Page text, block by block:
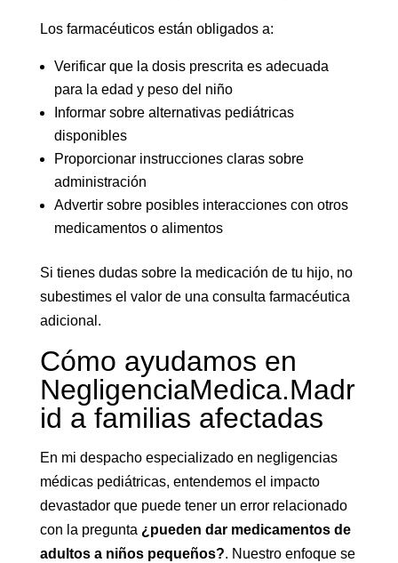
Los farmacéuticos están obligados a:
Verificar que la dosis prescrita es adecuada
para la edad y peso del niño
Informar sobre alternativas pediátricas
disponibles
Proporcionar instrucciones claras sobre
administración
Advertir sobre posibles interacciones con otros
medicamentos o alimentos
Si tienes dudas sobre la medicación de tu hijo, no
subestimes el valor de una consulta farmacéutica
adicional.
Cómo ayudamos en
NegligenciaMedica.Madr
id a familias afectadas
En mi despacho especializado en negligencias
médicas pediátricas, entendemos el impacto
devastador que puede tener un error relacionado
con la pregunta ¿pueden dar medicamentos de
adultos a niños pequeños?. Nuestro enfoque se